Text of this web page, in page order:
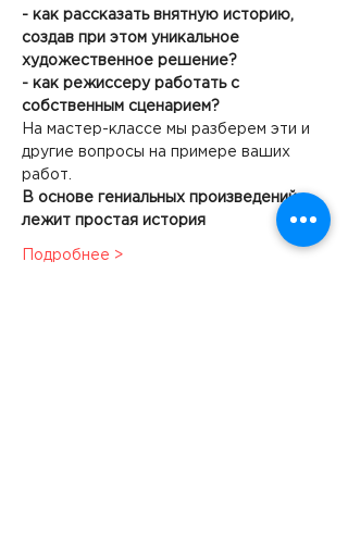
- как рассказать внятную историю,
создав при этом уникальное
художественное решение?
- как режиссеру работать с
собственным сценарием?
На мастер-классе мы разберем эти и
другие вопросы на примере ваших
работ.
В основе гениальных произведений
лежит простая история
Подробнее >